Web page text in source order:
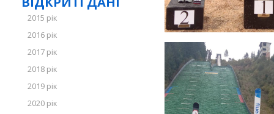
2015 рік
2016 рік
2017 рік
2018 рік
2019 рік
2020 рік